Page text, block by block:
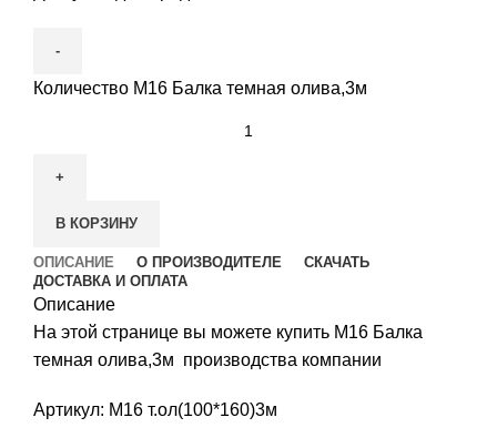
Количество М16 Балка темная олива,3м
В КОРЗИНУ
ОПИСАНИЕ О ПРОИЗВОДИТЕЛЕ
СКАЧАТЬ
ДОСТАВКА И ОПЛАТА
Описание
На этой странице вы можете купить М16 Балка
темная олива,3м производства компании
Артикул: М16 т.ол(100*160)3м